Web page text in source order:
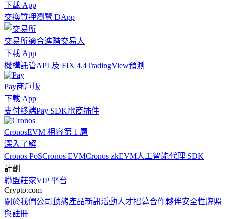
下載 App
交換質押瀏覽 DApp
交易所適合進階交易人
下載 App
機構託管API 及 FIX 4.4TradingView預測
Pay商戶版
下載 App
支付終端Pay SDK電商插件
CronosEVM 相容第 1 層
深入了解
Cronos PoSCronos EVMCronos zkEVM人工智能代理 SDK
計劃
聯盟莊家VIP 平台
Crypto.com
關於我們公司動態產品新訊活動人才招募合作夥伴安全性牌照
與註冊